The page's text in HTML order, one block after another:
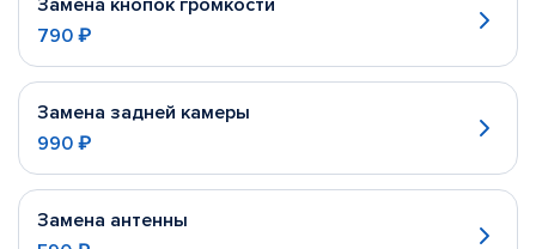
Замена кнопок громкости
790 ₽
Замена задней камеры
990 ₽
Замена антенны